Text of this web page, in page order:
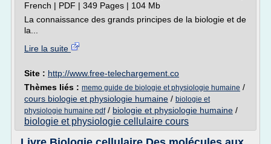
French | PDF | 349 Pages | 104 Mb
La connaissance des grands principes de la biologie et de
la...
Lire la suite
Site : http://www.free-telechargement.co
Thèmes liés : memo guide de biologie et physiologie humaine /
cours biologie et physiologie humaine / biologie et
physiologie humaine pdf/ biologie et physiologie humaine /
biologie et physiologie cellulaire cours